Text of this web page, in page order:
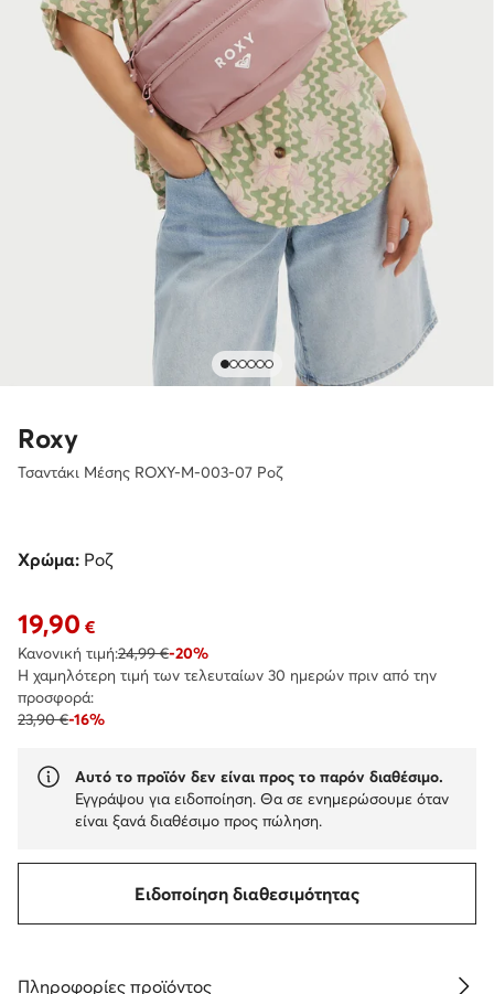
Roxy
Τσαντάκι Μέσης ROXY-M-003-07 Ροζ
Χρώμα: Ροζ
Τρέχουσα τιμή 19,90 €
19,90 €
Κανονική τιμή:24,99 €-20%
Η χαμηλότερη τιμή των τελευταίων 30 ημερών πριν από την
προσφορά:
23,90 €-16%
Αυτό το προϊόν δεν είναι προς το παρόν διαθέσιμο.
Εγγράψου για ειδοποίηση. Θα σε ενημερώσουμε όταν
είναι ξανά διαθέσιμο προς πώληση.
Ειδοποίηση διαθεσιμότητας
Πληροφορίες προϊόντος